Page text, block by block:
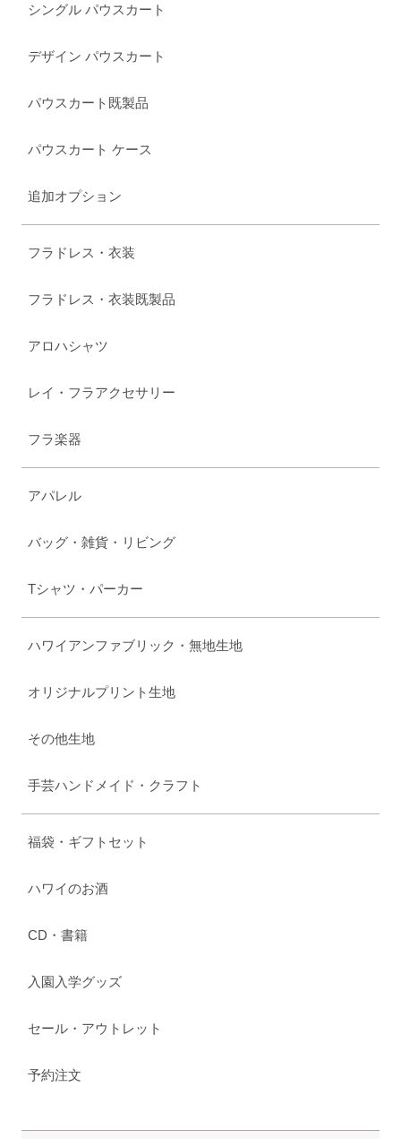
シングル パウスカート
デザイン パウスカート
パウスカート既製品
パウスカート ケース
追加オプション
フラドレス・衣装
フラドレス・衣装既製品
アロハシャツ
レイ・フラアクセサリー
フラ楽器
アパレル
バッグ・雑貨・リビング
Tシャツ・パーカー
ハワイアンファブリック・無地生地
オリジナルプリント生地
その他生地
手芸ハンドメイド・クラフト
福袋・ギフトセット
ハワイのお酒
CD・書籍
入園入学グッズ
セール・アウトレット
予約注文